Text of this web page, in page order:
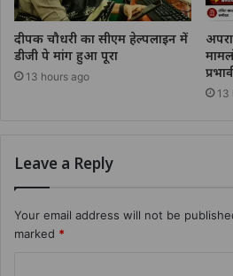
दीपक चौधरी का सीएम हेल्पलाइन में
डीजी पे मांग हुआ पूरा
13 hours ago
13
Leave a Reply
Your email address will not be
marked *